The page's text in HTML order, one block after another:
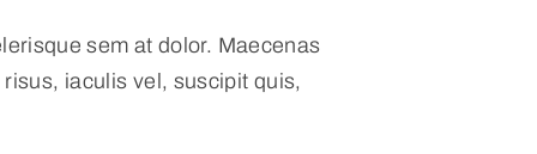
sem at dolor. Maecenas
iaculis vel, suscipit quis,